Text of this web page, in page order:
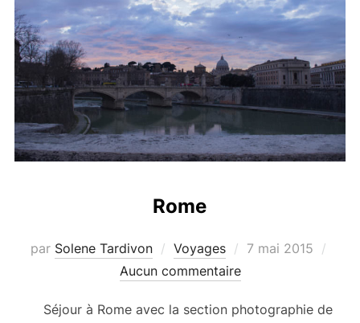
Rome
par Solene Tardivon Voyages
Publié
7 mai 2015
Aucun commentaire
Séjour à Rome avec la section photographie de